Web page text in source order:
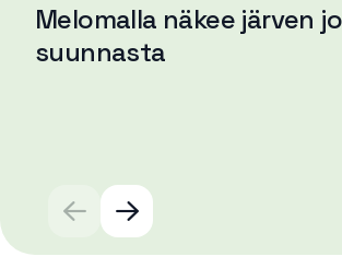
Melomalla näkee järven
suunnasta